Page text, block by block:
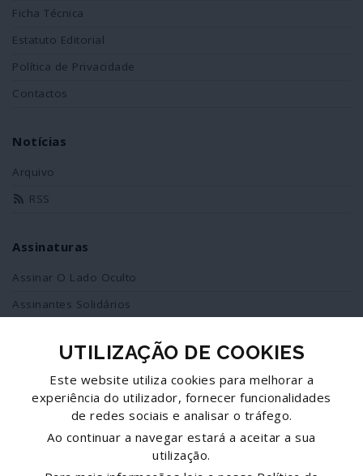
Ficha Técnica
Estatuto Editorial
Política de Privacidade
Contactos
Notícias
Arquivo
RSS
Assinaturas
Assinar O Lado Oculto
Assinantes Solidários
Redes Sociais
Siga-nos no facebook
UTILIZAÇÃO DE COOKIES
Este website utiliza cookies para melhorar a
experiência do utilizador, fornecer funcionalidades
de redes sociais e analisar o tráfego.
Ao continuar a navegar estará a aceitar a sua
utilização.